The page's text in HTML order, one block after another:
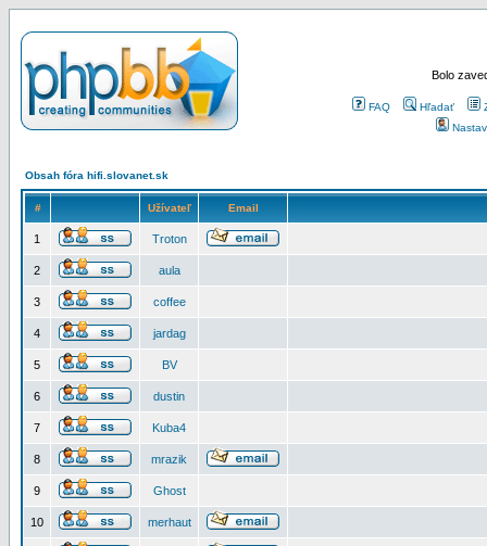
Bolo
FAQ Hľadať
Obsah fóra hifi.slovanet.sk
# Užívateľ Email
1 Troton
2 aula
3 coffee
4 jardag
5 BV
6 dustin
7 Kuba4
8 mrazik
9 Ghost
10 merhaut